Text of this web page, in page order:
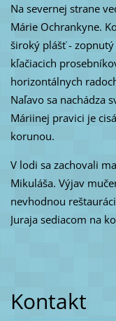
Na severnej strane
Márie Ochrankyne.
široký plášť -
kľačiacich
horizontálnych
Naľavo sa nachádza
Máriinej pravici je
korunou.
V lodi sa zachovali
Mikuláša. Výjav
nevhodnou
Juraja sediacom na
Kontakt